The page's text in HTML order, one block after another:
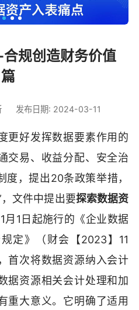
规创造财务价值
篇
发布日期: 2024-03-11
更好发挥数据要素作用的
交易、收益分配、安全治
，提出20条政策举措，
文件中提出要探索数据资
月1日起施行的《企业数据
定》（财会【2023】11
首次将数据资源纳入会计
据资源相关会计处理和加
重大意义。它明确了适用